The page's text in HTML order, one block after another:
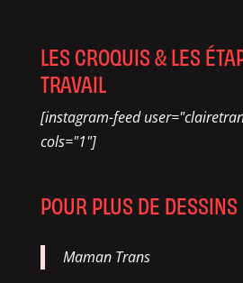
LES CROQUIS & LES
TRAVAIL
[instagram-feed
cols="1"]
POUR PLUS DE DESSINS
Maman Trans